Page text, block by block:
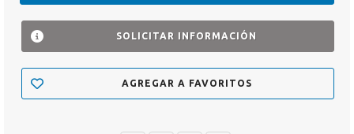
SOLICITAR INFORMACIÓN
AGREGAR A FAVORITOS